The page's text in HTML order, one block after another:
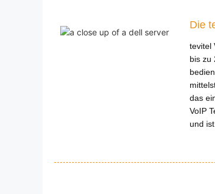
Die
tevitel
bis zu
das
VoIP
und